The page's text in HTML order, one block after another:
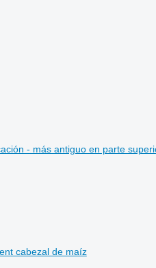
- más antiguo en parte
cabezal de maíz